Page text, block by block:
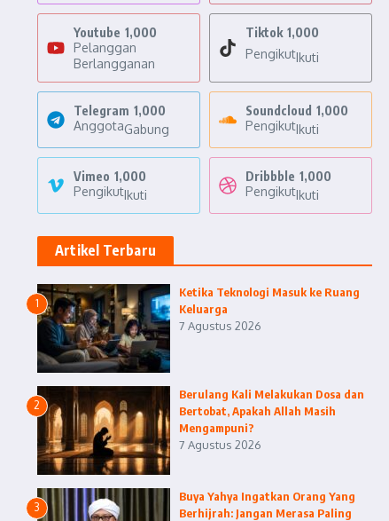
Youtube 1,000
Pelanggan
Berlangganan
Tiktok 1,000
PengikutIkuti
Telegram 1,000
AnggotaGabung
Soundcloud 1,000
PengikutIkuti
Vimeo 1,000
PengikutIkuti
Dribbble 1,000
PengikutIkuti
Artikel Terbaru
1
Ketika Teknologi Masuk ke Ruang
Keluarga
7 Agustus 2026
2
Berulang Kali Melakukan Dosa dan
Bertobat, Apakah Allah Masih
Mengampuni?
7 Agustus 2026
3
Buya Yahya Ingatkan Orang Yang
Berhijrah: Jangan Merasa Paling